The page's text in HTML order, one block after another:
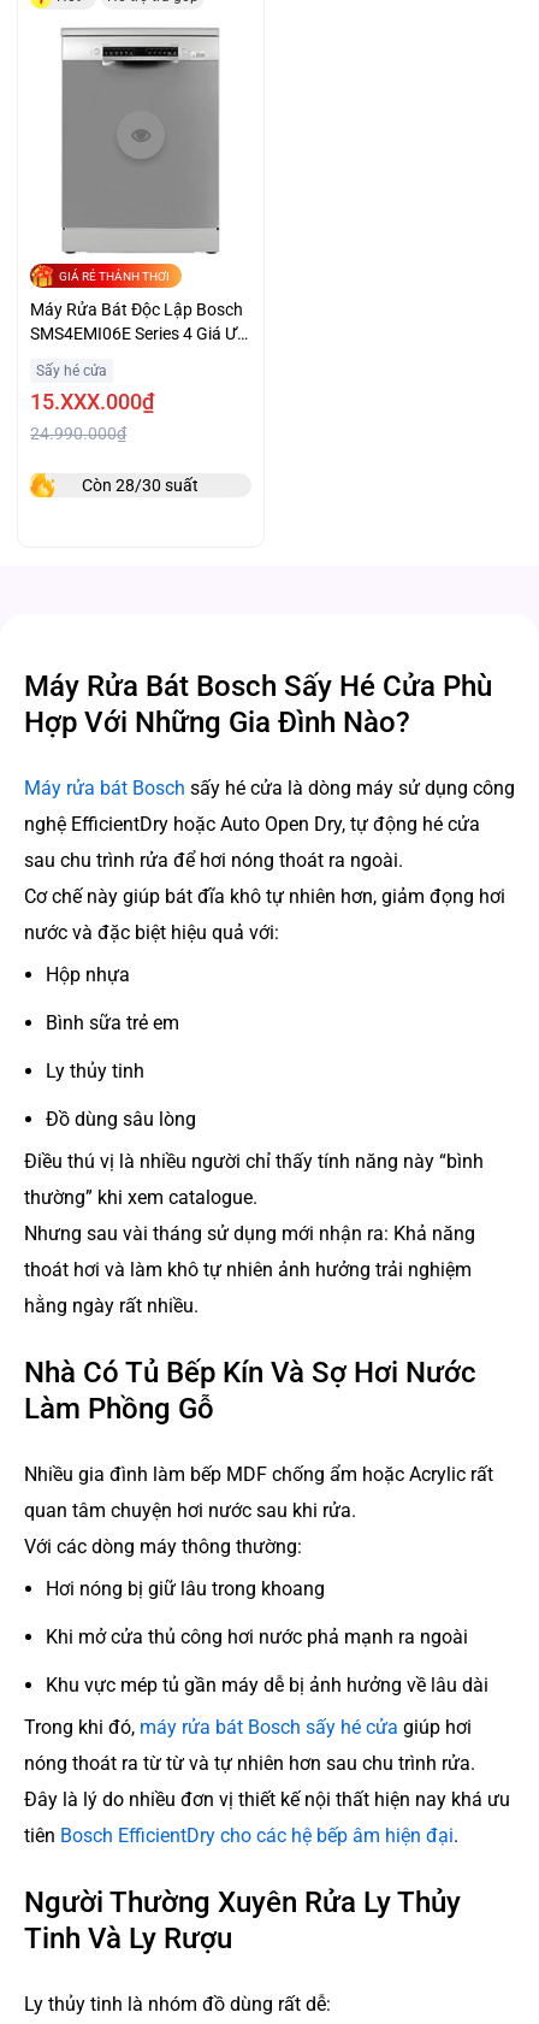
GIÁ RẺ THẢNH THƠI
Máy Rửa Bát Độc Lập Bosch
SMS4EMI06E Series 4 Giá Ưu
Đãi
Sấy hé cửa
15.XXX.000₫
24.990.000₫
Còn 28/30 suất
Máy Rửa Bát Bosch Sấy Hé Cửa Phù
Hợp Với Những Gia Đình Nào?
Máy rửa bát Bosch sấy hé cửa là dòng máy sử dụng công
nghệ EfficientDry hoặc Auto Open Dry, tự động hé cửa
sau chu trình rửa để hơi nóng thoát ra ngoài.
Cơ chế này giúp bát đĩa khô tự nhiên hơn, giảm đọng hơi
nước và đặc biệt hiệu quả với:
Hộp nhựa
Bình sữa trẻ em
Ly thủy tinh
Đồ dùng sâu lòng
Điều thú vị là nhiều người chỉ thấy tính năng này “bình
thường” khi xem catalogue.
Nhưng sau vài tháng sử dụng mới nhận ra: Khả năng
thoát hơi và làm khô tự nhiên ảnh hưởng trải nghiệm
hằng ngày rất nhiều.
Nhà Có Tủ Bếp Kín Và Sợ Hơi Nước
Làm Phồng Gỗ
Nhiều gia đình làm bếp MDF chống ẩm hoặc Acrylic rất
quan tâm chuyện hơi nước sau khi rửa.
Với các dòng máy thông thường:
Hơi nóng bị giữ lâu trong khoang
Khi mở cửa thủ công hơi nước phả mạnh ra ngoài
Khu vực mép tủ gần máy dễ bị ảnh hưởng về lâu dài
Trong khi đó, máy rửa bát Bosch sấy hé cửa giúp hơi
nóng thoát ra từ từ và tự nhiên hơn sau chu trình rửa.
Đây là lý do nhiều đơn vị thiết kế nội thất hiện nay khá ưu
tiên Bosch EfficientDry cho các hệ bếp âm hiện đại.
Người Thường Xuyên Rửa Ly Thủy
Tinh Và Ly Rượu
Ly thủy tinh là nhóm đồ dùng rất dễ: